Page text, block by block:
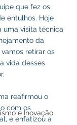
e Inovação
que fez os
entulhos. Hoje
uma visita técnica
da
retirar os
vida desses
reafirmou o
com os
e enfatizou a